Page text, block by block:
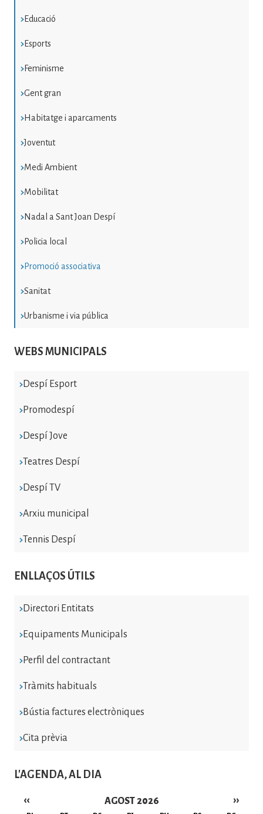
Educació
Esports
Feminisme
Gent gran
Habitatge i aparcaments
Joventut
Medi Ambient
Mobilitat
Nadal a Sant Joan Despí
Policia local
Promoció associativa
Sanitat
Urbanisme i via pública
WEBS MUNICIPALS
Despí Esport
Promodespí
Despí Jove
Teatres Despí
Despí TV
Arxiu municipal
Tennis Despí
ENLLAÇOS ÚTILS
Directori Entitats
Equipaments Municipals
Perfil del contractant
Tràmits habituals
Bústia factures electròniques
Cita prèvia
L'AGENDA, AL DIA
AGOST 2026
‹‹ ››